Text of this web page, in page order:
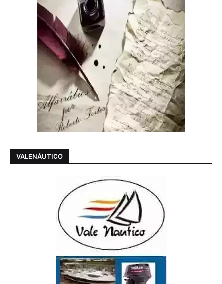
VALENÁUTICO